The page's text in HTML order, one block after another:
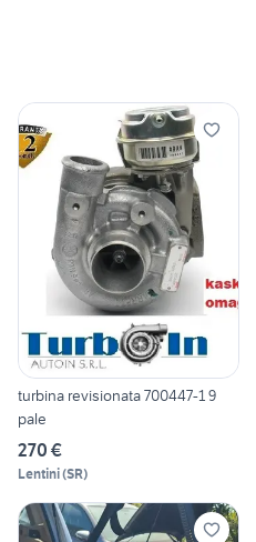
turbina revisionata 700447-1 9
pale
270 €
Lentini(SR)